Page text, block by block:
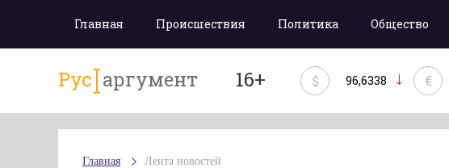
Главная Происшествия Политика Общество
Рус аргумент 16+ $ 96,6338 €
Главная Лента новостей